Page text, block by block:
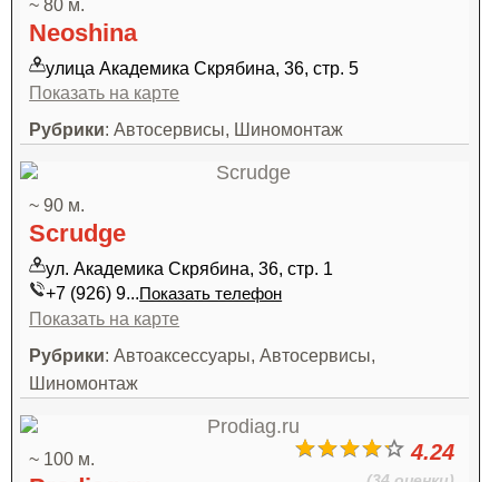
~ 80 м.
Neoshina
улица Академика Скрябина, 36, стр. 5
Показать на карте
Рубрики: Автосервисы, Шиномонтаж
~ 90 м.
Scrudge
ул. Академика Скрябина, 36, стр. 1
+7 (926) 9...Показать телефон
Показать на карте
Рубрики: Автоаксессуары, Автосервисы,
Шиномонтаж
4.24
~ 100 м.